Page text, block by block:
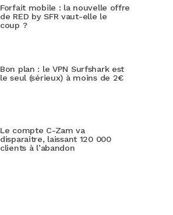
Forfait mobile : la nouvelle offre
de RED by SFR vaut-elle le
coup ?
Bon plan : le VPN Surfshark est
le seul (sérieux) à moins de 2€
Le compte C-Zam va
disparaitre, laissant 120 000
clients à l’abandon